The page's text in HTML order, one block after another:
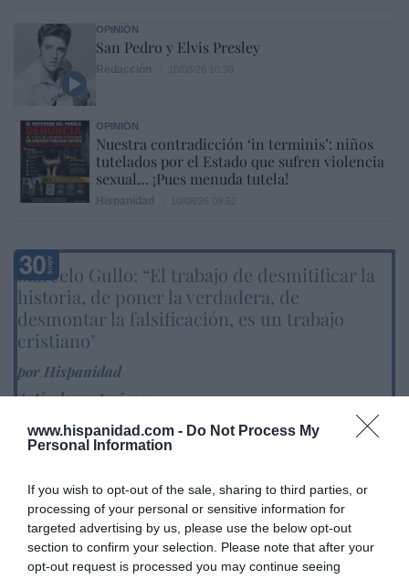
www.hispanidad.com - Do Not Process My
Personal Information
If you wish to opt-out of the sale, sharing to third parties, or
processing of your personal or sensitive information for
targeted advertising by us, please use the below opt-out
section to confirm your selection. Please note that after your
opt-out request is processed you may continue seeing
OPINIÓN
San Pedro y Elvis Presley
OPINIÓN
Nuestra contradicción ‘in terminis’: niños
tutelados por el Estado que sufren violencia
sexual… ¡Pues menuda tutela!
Marcelo Gullo: “El trabajo de desmitificar la
historia, de poner la verdadera, de
desmontar la falsificación, es un trabajo
cristiano"
por Hispanidad
Artículos anteriores
DIARIO DE LA CORRUPCIÓN SANCHISTA
Diario de la corrupción sanchista. Hazte
Oír se manifiesta delante de La Mareta:
“Pedro Sánchez es un criminal”
por Redacción